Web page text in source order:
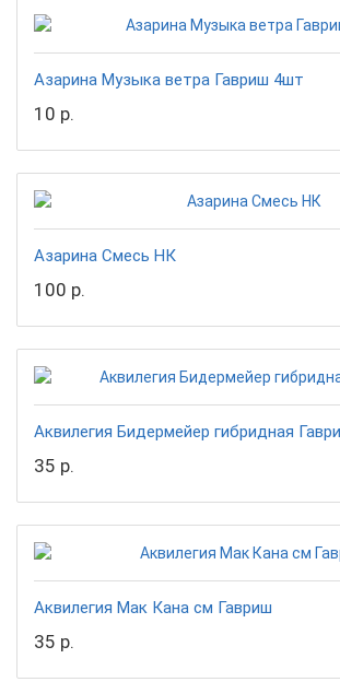
Азарина Музыка ветра Гавриш 4шт
10 р.
Азарина Смесь НК
100 р.
Аквилегия Бидермейер гибридная
35 р.
Аквилегия Мак Кана см Гавриш
35 р.